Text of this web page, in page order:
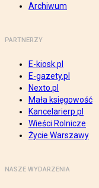
Archiwum
PARTNERZY
E-kiosk.pl
E-gazety.pl
Nexto.pl
Mała księgowość
Kancelarierp.pl
Wieści Rolnicze
Życie Warszawy
NASZE WYDARZENIA